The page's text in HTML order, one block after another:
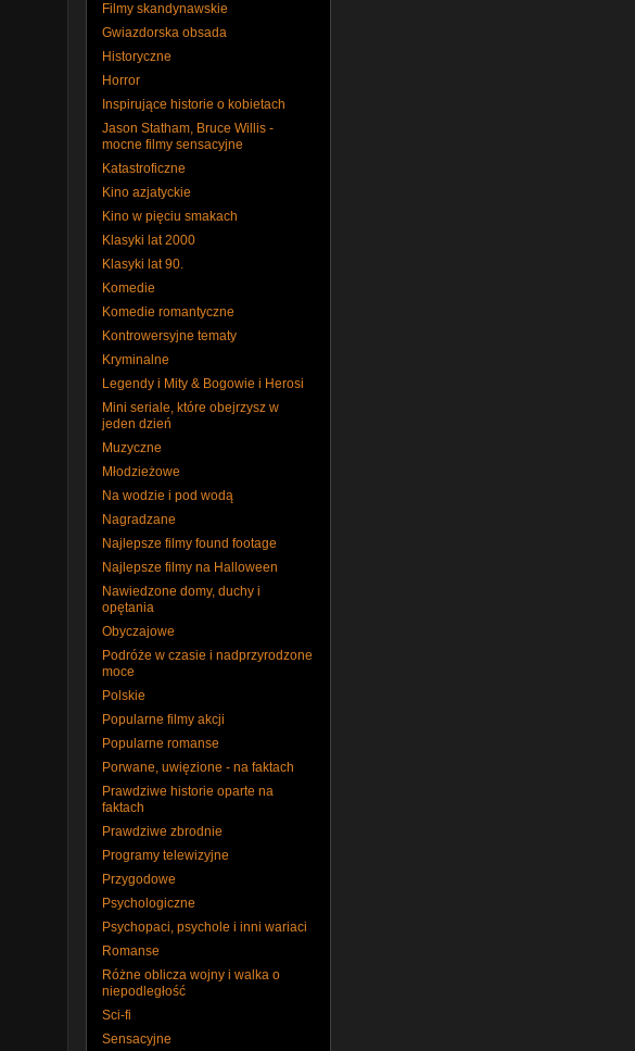
Filmy skandynawskie
Gwiazdorska obsada
Historyczne
Horror
Inspirujące historie o kobietach
Jason Statham, Bruce Willis -
mocne filmy sensacyjne
Katastroficzne
Kino azjatyckie
Kino w pięciu smakach
Klasyki lat 2000
Klasyki lat 90.
Komedie
Komedie romantyczne
Kontrowersyjne tematy
Kryminalne
Legendy i Mity & Bogowie i Herosi
Mini seriale, które obejrzysz w
jeden dzień
Muzyczne
Młodzieżowe
Na wodzie i pod wodą
Nagradzane
Najlepsze filmy found footage
Najlepsze filmy na Halloween
Nawiedzone domy, duchy i
opętania
Obyczajowe
Podróże w czasie i nadprzyrodzone
moce
Polskie
Popularne filmy akcji
Popularne romanse
Porwane, uwięzione - na faktach
Prawdziwe historie oparte na
faktach
Prawdziwe zbrodnie
Programy telewizyjne
Przygodowe
Psychologiczne
Psychopaci, psychole i inni wariaci
Romanse
Różne oblicza wojny i walka o
niepodległość
Sci-fi
Sensacyjne